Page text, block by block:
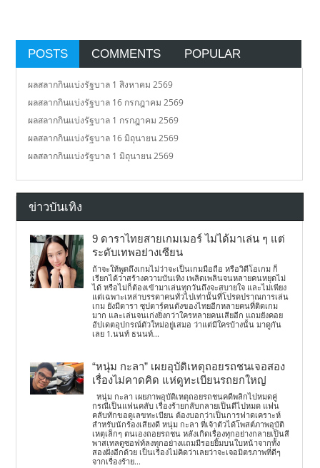
POSTS COMMENTS POPULAR
ผลสลากกินแบ่งรัฐบาล 1 สิงหาคม 2569
ผลสลากกินแบ่งรัฐบาล 16 กรกฎาคม 2569
ผลสลากกินแบ่งรัฐบาล 1 กรกฎาคม 2569
ผลสลากกินแบ่งรัฐบาล 16 มิถุนายน 2569
ผลสลากกินแบ่งรัฐบาล 1 มิถุนายน 2569
ข่าวบันเทิง
9 ดาราไทยสายเกมเมอร์ ไม่ได้มาเล่น ๆ แต่
ระดับเทพอย่างเซียน
ถ้าจะให้พูดถึงเกมไม่ว่าจะเป็นเกมมือถือ หรือวิดีโอเกม ก็
เรียกได้ว่าสร้างความบันเทิง เพลิดเพลินจนหลายคนหยุดไม่
ได้ หรือไม่ก็ต้องเข้ามาเล่นทุกวันถึงจะสบายใจ และไม่เพียง
แต่เฉพาะเหล่าบรรดาคนทั่วไปเท่านั้นที่โปรดปราณการเล่น
เกม ยังมีดารา ซุปตาร์คนดังของไทยอีกหลายคนที่ติดเกม
มาก และเล่นจนเก่งยิ่งกว่าใครหลายคนเสียอีก แถมยังคอย
อัปเดตอุปกรณ์ตัวใหม่อยู่เสมอ ว่าแต่มีใครบ้างนั้น มาดูกัน
เลย 1.นนท์ ธนนท์...
“หนุ่ม กะลา” เผยอุบัติเหตุถอยรถชนเจอสอง
เรื่องไม่คาดคิด แห่ดูทะเบียนรถยกใหญ่
หนุ่ม กะลา เผยภาพอุบัติเหตุถอยรถชนคดีพลิกไปหมดคู่
กรณีเป็นแฟนคลับ เรื่องร้ายกลับกลายเป็นดีไปหมด แฟน
คลับทักขอดูเลขทะเบียน ต้องบอกว่าเป็นการฟาดเคราะห์
สำหรับนักร้องเสียงดี หนุ่ม กะลา ที่เจ้าตัวได้โพสต์ภาพอุบัติ
เหตุเล็กๆ ตนเองถอยรถชน หลังเกิดเรื่องทุกอย่างกลายเป็นสี
พาสเทลดูซอฟท์ลงทุกอย่างแถมมีรอยยิ้มบนใบหน้าจากทั้ง
สองฝั่งอีกด้วย เป็นเรื่องไม่คิดว่าเลยว่าจะเจอมิตรภาพที่ดีๆ
จากเรื่องร้าย...